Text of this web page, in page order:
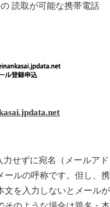
読取が可能な携帯電話
せずに宛名（メールアド
ールの呼称です。但し、携
文を入力しないとメールが